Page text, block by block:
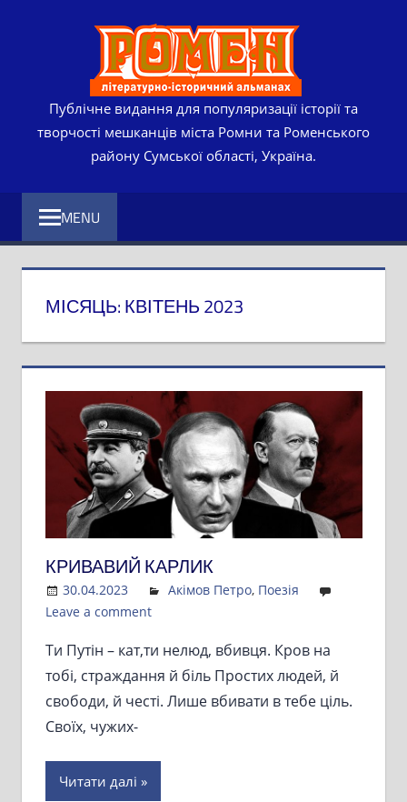
Публічне видання для популяризації історії та
творчості мешканців міста Ромни та Роменського
району Сумської області, Україна.
MENU
МІСЯЦЬ:КВІТЕНЬ 2023
КРИВАВИЙ КАРЛИК
30.04.2023 Admin
Акімов Петро, Поезія
Leave a comment
Ти Путін – кат,ти нелюд, вбивця. Кров на
тобі, страждання й біль Простих людей, й
свободи, й честі. Лише вбивати в тебе ціль.
Своїх, чужих-
Читати далі